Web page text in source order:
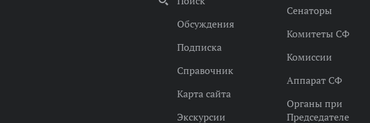
Обсуждения
Подписка
Справочник
Карта сайта
Экскурсии
Сенаторы
Комитеты СФ
Комиссии
Аппарат СФ
Органы при
Председателе